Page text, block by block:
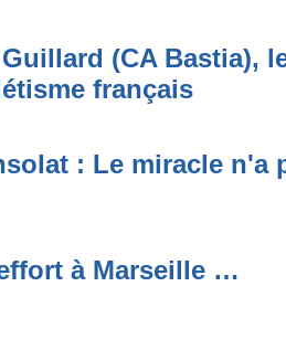
(CA Bastia),
français
: Le miracle n'a
à Marseille …